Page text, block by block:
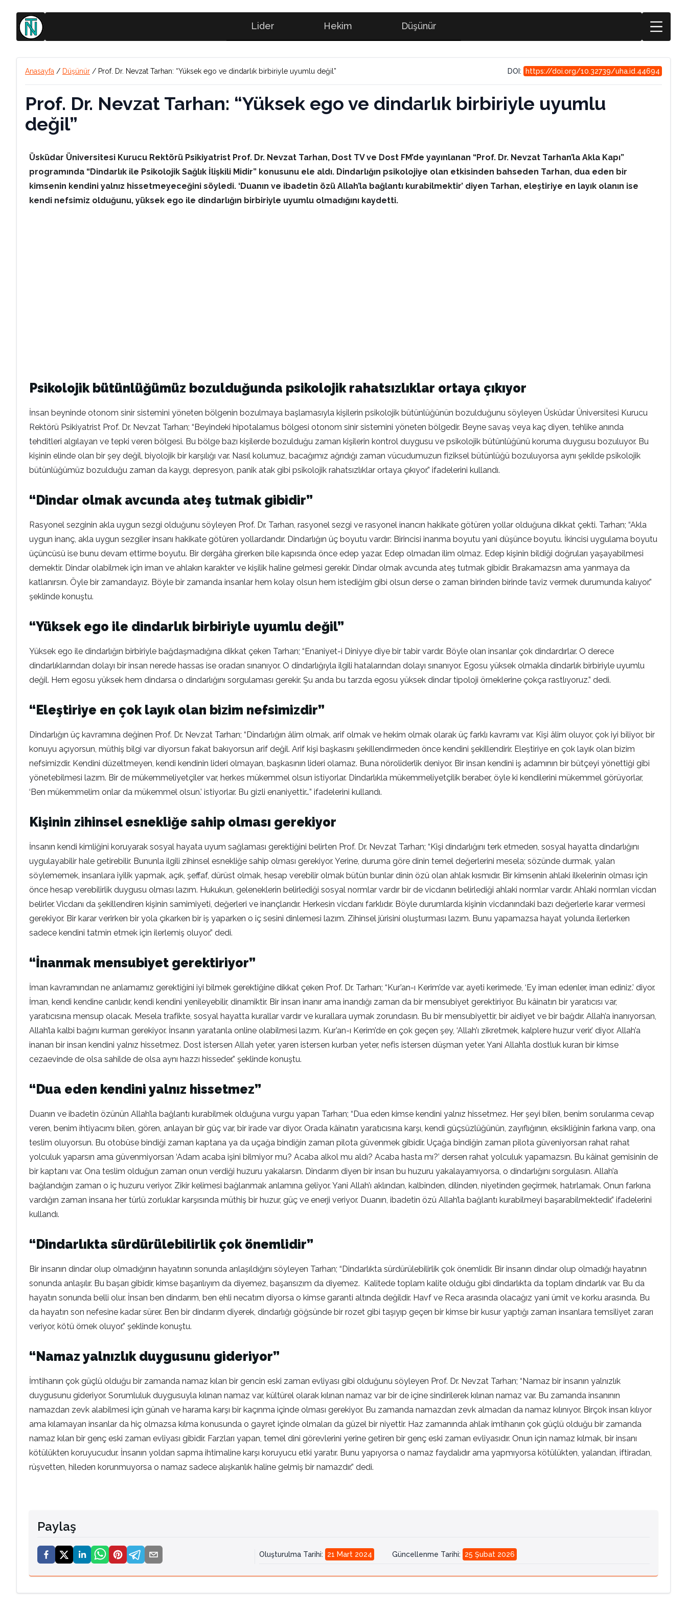
Lider Hekim Düşünür
Anasayfa / Düşünür / Prof. Dr. Nevzat Tarhan: “Yüksek ego ve dindarlık birbiriyle uyumlu değil” DOI: https://doi.org/10.32739/uha.id.44694
Prof. Dr. Nevzat Tarhan: “Yüksek ego ve dindarlık birbiriyle uyumlu
değil”
Üsküdar Üniversitesi Kurucu Rektörü Psikiyatrist Prof. Dr. Nevzat Tarhan, Dost TV ve Dost FM’de yayınlanan “Prof. Dr. Nevzat Tarhan’la Akla Kapı”
programında “Dindarlık ile Psikolojik Sağlık İlişkili Midir” konusunu ele aldı. Dindarlığın psikolojiye olan etkisinden bahseden Tarhan, dua eden bir
kimsenin kendini yalnız hissetmeyeceğini söyledi. ‘Duanın ve ibadetin özü Allah’la bağlantı kurabilmektir’ diyen Tarhan, eleştiriye en layık olanın ise
kendi nefsimiz olduğunu, yüksek ego ile dindarlığın birbiriyle uyumlu olmadığını kaydetti.
Psikolojik bütünlüğümüz bozulduğunda psikolojik rahatsızlıklar ortaya çıkıyor
İnsan beyninde otonom sinir sistemini yöneten bölgenin bozulmaya başlamasıyla kişilerin psikolojik bütünlüğünün bozulduğunu söyleyen Üsküdar Üniversitesi Kurucu
Rektörü Psikiyatrist Prof. Dr. Nevzat Tarhan; “Beyindeki hipotalamus bölgesi otonom sinir sistemini yöneten bölgedir. Beyne savaş veya kaç diyen, tehlike anında
tehditleri algılayan ve tepki veren bölgesi. Bu bölge bazı kişilerde bozulduğu zaman kişilerin kontrol duygusu ve psikolojik bütünlüğünü koruma duygusu bozuluyor. Bu
kişinin elinde olan bir şey değil, biyolojik bir karşılığı var. Nasıl kolumuz, bacağımız ağrıdığı zaman vücudumuzun fiziksel bütünlüğü bozuluyorsa aynı şekilde psikolojik
bütünlüğümüz bozulduğu zaman da kaygı, depresyon, panik atak gibi psikolojik rahatsızlıklar ortaya çıkıyor.” ifadelerini kullandı.
“Dindar olmak avcunda ateş tutmak gibidir”
Rasyonel sezginin akla uygun sezgi olduğunu söyleyen Prof. Dr. Tarhan, rasyonel sezgi ve rasyonel inancın hakikate götüren yollar olduğuna dikkat çekti. Tarhan; “Akla
uygun inanç, akla uygun sezgiler insanı hakikate götüren yollardandır. Dindarlığın üç boyutu vardır: Birincisi inanma boyutu yani düşünce boyutu. İkincisi uygulama boyutu
üçüncüsü ise bunu devam ettirme boyutu. Bir dergâha girerken bile kapısında önce edep yazar. Edep olmadan ilim olmaz. Edep kişinin bildiği doğruları yaşayabilmesi
demektir. Dindar olabilmek için iman ve ahlakın karakter ve kişilik haline gelmesi gerekir. Dindar olmak avcunda ateş tutmak gibidir. Bırakamazsın ama yanmaya da
katlanırsın. Öyle bir zamandayız. Böyle bir zamanda insanlar hem kolay olsun hem istediğim gibi olsun derse o zaman birinden birinde taviz vermek durumunda kalıyor.”
şeklinde konuştu.
“Yüksek ego ile dindarlık birbiriyle uyumlu değil”
Yüksek ego ile dindarlığın birbiriyle bağdaşmadığına dikkat çeken Tarhan; “Enaniyet-i Diniyye diye bir tabir vardır. Böyle olan insanlar çok dindardırlar. O derece
dindarlıklarından dolayı bir insan nerede hassas ise oradan sınanıyor. O dindarlığıyla ilgili hatalarından dolayı sınanıyor. Egosu yüksek olmakla dindarlık birbiriyle uyumlu
değil. Hem egosu yüksek hem dindarsa o dindarlığını sorgulaması gerekir. Şu anda bu tarzda egosu yüksek dindar tipoloji örneklerine çokça rastlıyoruz.” dedi.
“Eleştiriye en çok layık olan bizim nefsimizdir”
Dindarlığın üç kavramına değinen Prof. Dr. Nevzat Tarhan; “Dindarlığın âlim olmak, arif olmak ve hekim olmak olarak üç farklı kavramı var. Kişi âlim oluyor, çok iyi biliyor, bir
konuyu açıyorsun, müthiş bilgi var diyorsun fakat bakıyorsun arif değil. Arif kişi başkasını şekillendirmeden önce kendini şekillendirir. Eleştiriye en çok layık olan bizim
nefsimizdir. Kendini düzeltmeyen, kendi kendinin lideri olmayan, başkasının lideri olamaz. Buna nöroliderlik deniyor. Bir insan kendini iş adamının bir bütçeyi yönettiği gibi
yönetebilmesi lazım. Bir de mükemmeliyetçiler var, herkes mükemmel olsun istiyorlar. Dindarlıkla mükemmeliyetçilik beraber, öyle ki kendilerini mükemmel görüyorlar,
‘Ben mükemmelim onlar da mükemmel olsun.’ istiyorlar. Bu gizli enaniyettir…” ifadelerini kullandı.
Kişinin zihinsel esnekliğe sahip olması gerekiyor
İnsanın kendi kimliğini koruyarak sosyal hayata uyum sağlaması gerektiğini belirten Prof. Dr. Nevzat Tarhan; “Kişi dindarlığını terk etmeden, sosyal hayatta dindarlığını
uygulayabilir hale getirebilir. Bununla ilgili zihinsel esnekliğe sahip olması gerekiyor. Yerine, duruma göre dinin temel değerlerini mesela; sözünde durmak, yalan
söylememek, insanlara iyilik yapmak, açık, şeffaf, dürüst olmak, hesap verebilir olmak bütün bunlar dinin özü olan ahlak kısmıdır. Bir kimsenin ahlaki ilkelerinin olması için
önce hesap verebilirlik duygusu olması lazım. Hukukun, geleneklerin belirlediği sosyal normlar vardır bir de vicdanın belirlediği ahlaki normlar vardır. Ahlaki normları vicdan
belirler. Vicdanı da şekillendiren kişinin samimiyeti, değerleri ve inançlarıdır. Herkesin vicdanı farklıdır. Böyle durumlarda kişinin vicdanındaki bazı değerlerle karar vermesi
gerekiyor. Bir karar verirken bir yola çıkarken bir iş yaparken o iç sesini dinlemesi lazım. Zihinsel jürisini oluşturması lazım. Bunu yapamazsa hayat yolunda ilerlerken
sadece kendini tatmin etmek için ilerlemiş oluyor.” dedi.
“İnanmak mensubiyet gerektiriyor”
İman kavramından ne anlamamız gerektiğini iyi bilmek gerektiğine dikkat çeken Prof. Dr. Tarhan; “Kur’an-ı Kerim’de var, ayeti kerimede, ‘Ey iman edenler, iman ediniz.’ diyor.
İman, kendi kendine canlıdır, kendi kendini yenileyebilir, dinamiktir. Bir insan inanır ama inandığı zaman da bir mensubiyet gerektiriyor. Bu kâinatın bir yaratıcısı var,
yaratıcısına mensup olacak. Mesela trafikte, sosyal hayatta kurallar vardır ve kurallara uymak zorundasın. Bu bir mensubiyettir, bir aidiyet ve bir bağdır. Allah’a inanıyorsan,
Allah’la kalbi bağını kurman gerekiyor. İnsanın yaratanla online olabilmesi lazım. Kur’an-ı Kerim’de en çok geçen şey, ‘Allah’ı zikretmek, kalplere huzur verir.’ diyor. Allah’a
inanan bir insan kendini yalnız hissetmez. Dost istersen Allah yeter, yaren istersen kurban yeter, nefis istersen düşman yeter. Yani Allah’la dostluk kuran bir kimse
cezaevinde de olsa sahilde de olsa aynı hazzı hisseder.” şeklinde konuştu.
“Dua eden kendini yalnız hissetmez”
Duanın ve ibadetin özünün Allah’la bağlantı kurabilmek olduğuna vurgu yapan Tarhan; “Dua eden kimse kendini yalnız hissetmez. Her şeyi bilen, benim sorularıma cevap
veren, benim ihtiyacımı bilen, gören, anlayan bir güç var, bir irade var diyor. Orada kâinatın yaratıcısına karşı, kendi güçsüzlüğünün, zayıflığının, eksikliğinin farkına varıp, ona
teslim oluyorsun. Bu otobüse bindiği zaman kaptana ya da uçağa bindiğin zaman pilota güvenmek gibidir. Uçağa bindiğin zaman pilota güveniyorsan rahat rahat
yolculuk yaparsın ama güvenmiyorsan ‘Adam acaba işini bilmiyor mu? Acaba alkol mu aldı? Acaba hasta mı?’ dersen rahat yolculuk yapamazsın. Bu kâinat gemisinin de
bir kaptanı var. Ona teslim olduğun zaman onun verdiği huzuru yakalarsın. Dindarım diyen bir insan bu huzuru yakalayamıyorsa, o dindarlığını sorgulasın. Allah’a
bağlandığın zaman o iç huzuru veriyor. Zikir kelimesi bağlanmak anlamına geliyor. Yani Allah’ı aklından, kalbinden, dilinden, niyetinden geçirmek, hatırlamak. Onun farkına
vardığın zaman insana her türlü zorluklar karşısında müthiş bir huzur, güç ve enerji veriyor. Duanın, ibadetin özü Allah’la bağlantı kurabilmeyi başarabilmektedir.” ifadelerini
kullandı.
“Dindarlıkta sürdürülebilirlik çok önemlidir”
Bir insanın dindar olup olmadığının hayatının sonunda anlaşıldığını söyleyen Tarhan; “Dindarlıkta sürdürülebilirlik çok önemlidir. Bir insanın dindar olup olmadığı hayatının
sonunda anlaşılır. Bu başarı gibidir, kimse başarılıyım da diyemez, başarısızım da diyemez. Kalitede toplam kalite olduğu gibi dindarlıkta da toplam dindarlık var. Bu da
hayatın sonunda belli olur. İnsan ben dindarım, ben ehli necatım diyorsa o kimse garanti altında değildir. Havf ve Reca arasında olacağız yani ümit ve korku arasında. Bu
da hayatın son nefesine kadar sürer. Ben bir dindarım diyerek, dindarlığı göğsünde bir rozet gibi taşıyıp geçen bir kimse bir kusur yaptığı zaman insanlara temsiliyet zararı
veriyor, kötü örnek oluyor.” şeklinde konuştu.
“Namaz yalnızlık duygusunu gideriyor”
İmtihanın çok güçlü olduğu bir zamanda namaz kılan bir gencin eski zaman evliyası gibi olduğunu söyleyen Prof. Dr. Nevzat Tarhan; “Namaz bir insanın yalnızlık
duygusunu gideriyor. Sorumluluk duygusuyla kılınan namaz var, kültürel olarak kılınan namaz var bir de içine sindirilerek kılınan namaz var. Bu zamanda insanının
namazdan zevk alabilmesi için günah ve harama karşı bir kaçınma içinde olması gerekiyor. Bu zamanda namazdan zevk almadan da namaz kılınıyor. Birçok insan kılıyor
ama kılamayan insanlar da hiç olmazsa kılma konusunda o gayret içinde olmaları da güzel bir niyettir. Haz zamanında ahlak imtihanın çok güçlü olduğu bir zamanda
namaz kılan bir genç eski zaman evliyası gibidir. Farzları yapan, temel dini görevlerini yerine getiren bir genç eski zaman evliyasıdır. Onun için namaz kılmak, bir insanı
kötülükten koruyucudur. İnsanın yoldan sapma ihtimaline karşı koruyucu etki yaratır. Bunu yapıyorsa o namaz faydalıdır ama yapmıyorsa kötülükten, yalandan, iftiradan,
rüşvetten, hileden korunmuyorsa o namaz sadece alışkanlık haline gelmiş bir namazdır.” dedi.
Paylaş
Oluşturulma Tarihi: 21 Mart 2024 Güncellenme Tarihi: 25 Şubat 2026